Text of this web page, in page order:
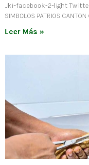
Jki-facebook-2-light Twitter
SIMBOLOS PATRIOS
Leer Más »